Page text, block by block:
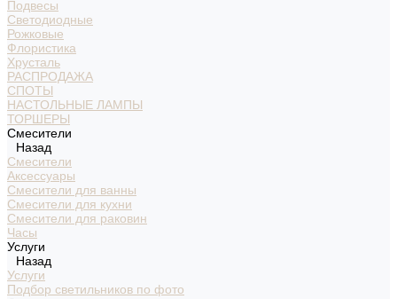
Подвесы
Светодиодные
Рожковые
Флористика
Хрусталь
РАСПРОДАЖА
СПОТЫ
НАСТОЛЬНЫЕ ЛАМПЫ
ТОРШЕРЫ
Смесители
Назад
Смесители
Аксессуары
Смесители для ванны
Смесители для кухни
Смесители для раковин
Часы
Услуги
Назад
Услуги
Подбор светильников по фото